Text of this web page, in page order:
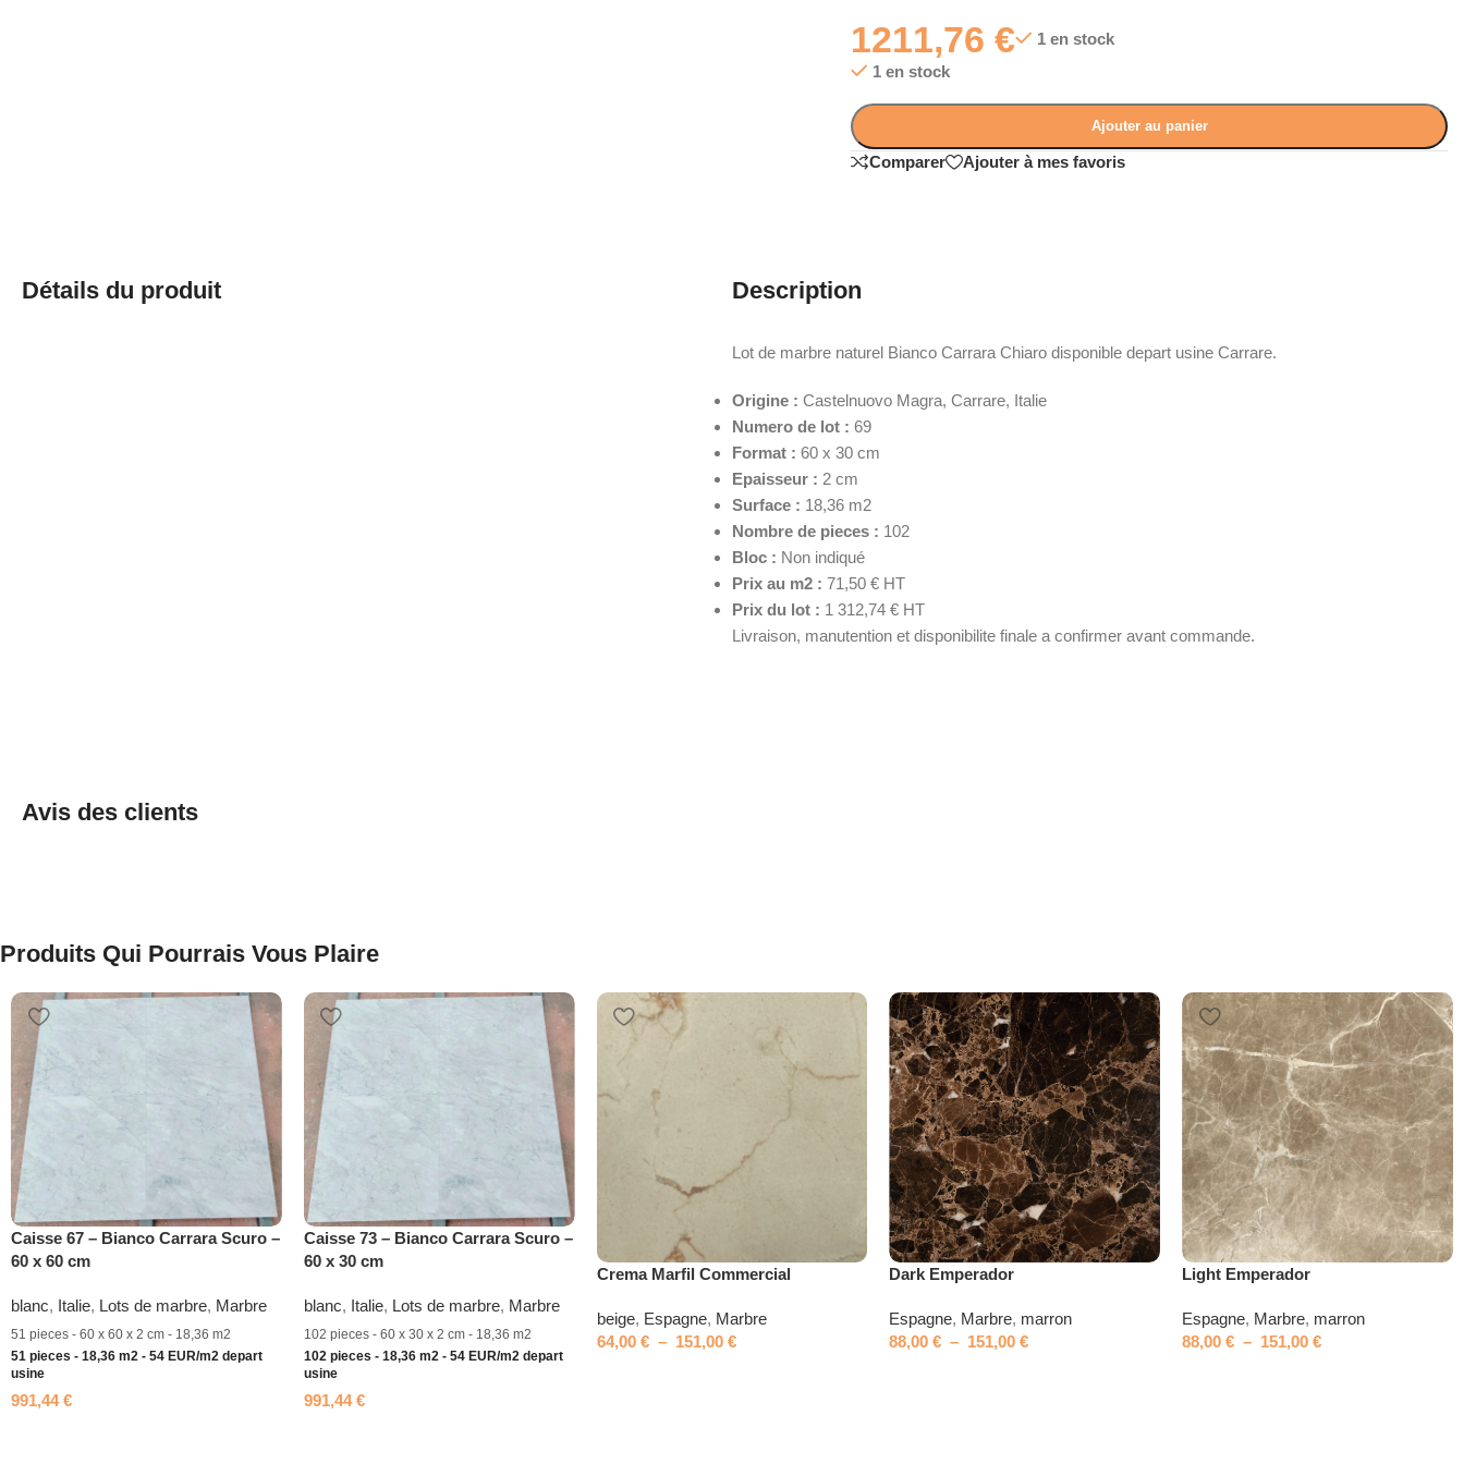
1211,76€
1 en stock
1 en stock
Ajouter au panier
Comparer Ajouter à mes favoris
Détails du produit Description
Lot de marbre naturel Bianco Carrara Chiaro disponible depart usine Carrare.
Origine : Castelnuovo Magra, Carrare, Italie
Numero de lot : 69
Format : 60 x 30 cm
Epaisseur : 2 cm
Surface : 18,36 m2
Nombre de pieces : 102
Bloc : Non indiqué
Prix au m2 : 71,50 € HT
Prix du lot : 1 312,74 € HT
Livraison, manutention et disponibilite finale a confirmer avant commande.
Avis des clients
Produits Qui Pourrais Vous Plaire
Caisse 67 – Bianco Carrara Scuro –
60 x 60 cm
blanc, Italie, Lots de marbre, Marbre
51 pieces - 60 x 60 x 2 cm - 18,36 m2
51 pieces - 18,36 m2 - 54 EUR/m2 depart
usine
991,44€
Caisse 73 – Bianco Carrara Scuro –
60 x 30 cm
blanc, Italie, Lots de marbre, Marbre
102 pieces - 60 x 30 x 2 cm - 18,36 m2
102 pieces - 18,36 m2 - 54 EUR/m2 depart
usine
991,44€
Crema Marfil Commercial
beige, Espagne, Marbre
64,00 € – 151,00 €
Dark Emperador
Espagne, Marbre, marron
88,00€ – 151,00€
Light Emperador
Espagne, Marbre, marron
88,00€ – 151,00€